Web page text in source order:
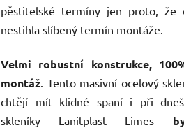
pěstitelské termíny jen proto, že
nestihla slíbený termín montáže.
Velmi robustní konstrukce,
montáž. Tento masivní ocelový
chtějí mít klidné spaní i při
skleníky Lanitplast Limes